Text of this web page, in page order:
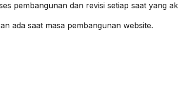
pembangunan dan revisi setiap saat yang
ada saat masa pembangunan website.